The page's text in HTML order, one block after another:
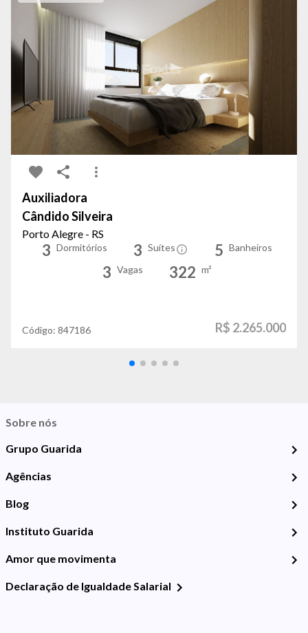
Auxiliadora
Cândido Silveira
Porto Alegre - RS
3 Dormitórios 3 Suítes 5 Banheiros
3 Vagas 322 m²
Código: 847186 R$ 2.265.000
Sobre nós
Grupo Guarida
Agências
Blog
Instituto Guarida
Amor que movimenta
Declaração de Igualdade Salarial